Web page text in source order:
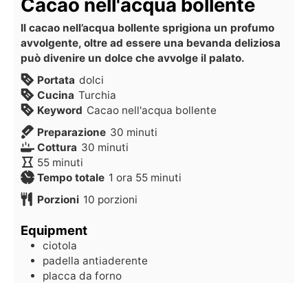
Il cacao nell’acqua bollente sprigiona un profumo
avvolgente, oltre ad essere una bevanda deliziosa
può divenire un dolce che avvolge il palato.
Portata dolci
Cucina Turchia
Keyword Cacao nell'acqua bollente
Preparazione 30 minuti
Cottura 30 minuti
55 minuti
Tempo totale 1 ora 55 minuti
Porzioni 10 porzioni
Equipment
ciotola
padella antiaderente
placca da forno